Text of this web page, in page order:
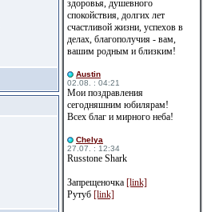
здоровья, душевного
спокойствия, долгих лет
счастливой жизни, успехов в
делах, благополучия - вам,
вашим родным и близким!
Austin
02.08. : 04:21
Мои поздравления
сегодняшним юбилярам!
Всех благ и мирного неба!
Сhelya
27.07. : 12:34
Russtone Shark
Запрещеночка [link]
Рутуб [link]